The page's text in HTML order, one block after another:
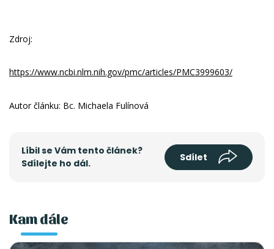
Zdroj:
https://www.ncbi.nlm.nih.gov/pmc/articles/PMC3999603/
Autor článku: Bc. Michaela Fulínová
Líbil se Vám tento článek?
Sdílejte ho dál.
Sdílet
Kam dále